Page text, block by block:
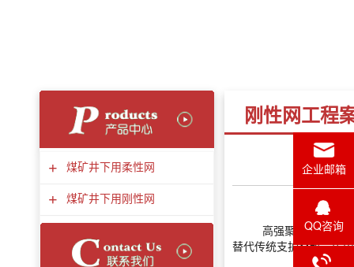
+ 煤矿井下用柔性网
+ 煤矿井下用刚性网
刚性网工程
高强聚酯纤维刚
替代传统支护材料，矿
企业邮箱
QQ咨询